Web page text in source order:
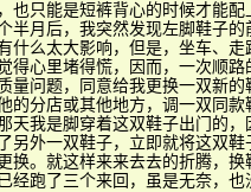
也只能是短裤背心的时候才能
半月后，我突然发现左脚鞋子
什么太大影响，但是，坐车、
得心里堵得慌，因而，一次顺
量问题，同意给我更换一双新
的分店或其他地方，调一双同
天我是脚穿着这双鞋子出门的
另外一双鞋子，立即就将这双
换。就这样来来去去的折腾，
经跑了三个来回，虽是无奈，也